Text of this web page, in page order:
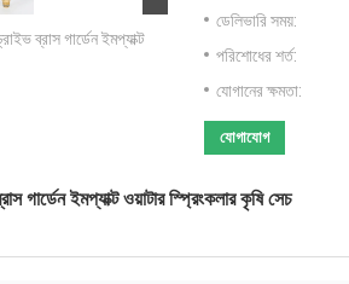
ব্রাস গার্ডেন ইমপ্যাক্ট
ডেলিভারি সময়:
পরিশোধের শর্ত:
যোগানের ক্ষমতা:
যোগাযোগ
গার্ডেন ইমপ্যাক্ট ওয়াটার স্প্রিংকলার কৃষি সেচ